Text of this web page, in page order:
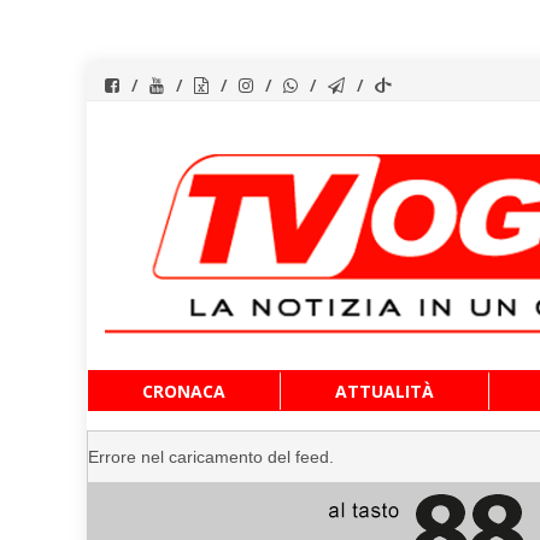
al
contenuto
CRONACA ATTUALITÀ
Errore nel caricamento del feed.